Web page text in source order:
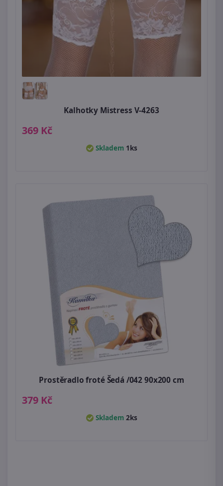
Kalhotky Mistress V-4263
369 Kč
Skladem 1ks
Prostěradlo froté Šedá /042 90x200 cm
379 Kč
Skladem 2ks